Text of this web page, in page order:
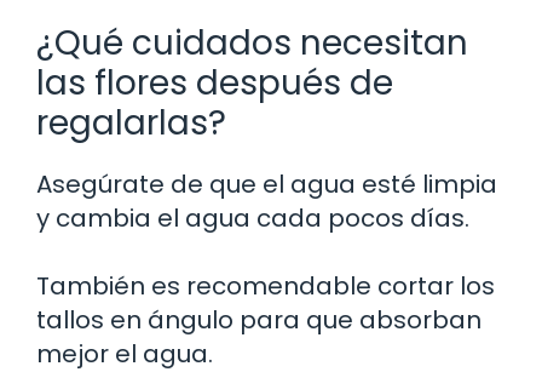
¿Qué cuidados necesitan
las flores después de
regalarlas?
Asegúrate de que el agua esté limpia
y cambia el agua cada pocos días.
También es recomendable cortar los
tallos en ángulo para que absorban
mejor el agua.